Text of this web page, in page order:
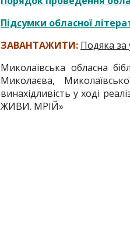
Підсумки обласної
ЗАВАНТАЖИТИ: Подяка за
Миколаївська обласна
Миколаєва,
винахідливість у ході
ЖИВИ. МРІЙ»